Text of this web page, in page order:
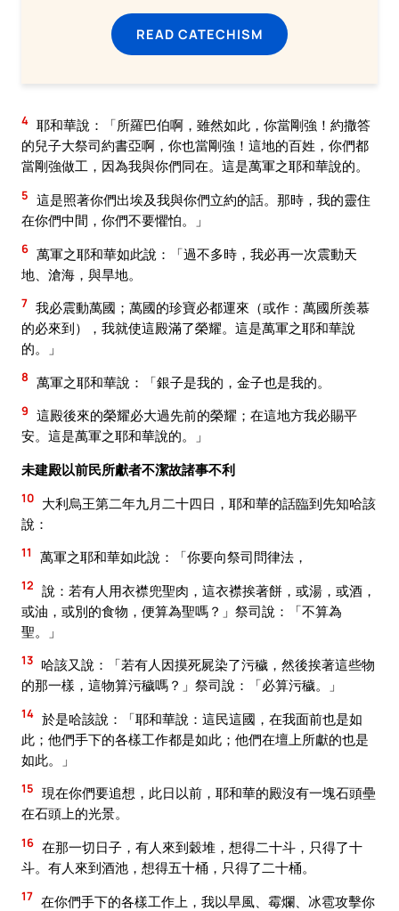
READ CATECHISM
4 耶和華說：「所羅巴伯啊，雖然如此，你當剛強！約撒答
的兒子大祭司約書亞啊，你也當剛強！這地的百姓，你們都
當剛強做工，因為我與你們同在。這是萬軍之耶和華說的。
5 這是照著你們出埃及我與你們立約的話。那時，我的靈住
在你們中間，你們不要懼怕。」
6 萬軍之耶和華如此說：「過不多時，我必再一次震動天
地、滄海，與旱地。
7 我必震動萬國；萬國的珍寶必都運來（或作：萬國所羨慕
的必來到），我就使這殿滿了榮耀。這是萬軍之耶和華說
的。」
8 萬軍之耶和華說：「銀子是我的，金子也是我的。
9 這殿後來的榮耀必大過先前的榮耀；在這地方我必賜平
安。這是萬軍之耶和華說的。」
未建殿以前民所獻者不潔故諸事不利
10 大利烏王第二年九月二十四日，耶和華的話臨到先知哈該
說：
11 萬軍之耶和華如此說：「你要向祭司問律法，
12 說：若有人用衣襟兜聖肉，這衣襟挨著餅，或湯，或酒，
或油，或別的食物，便算為聖嗎？」祭司說：「不算為
聖。」
13 哈該又說：「若有人因摸死屍染了污穢，然後挨著這些物
的那一樣，這物算污穢嗎？」祭司說：「必算污穢。」
14 於是哈該說：「耶和華說：這民這國，在我面前也是如
此；他們手下的各樣工作都是如此；他們在壇上所獻的也是
如此。」
15 現在你們要追想，此日以前，耶和華的殿沒有一塊石頭壘
在石頭上的光景。
16 在那一切日子，有人來到穀堆，想得二十斗，只得了十
斗。有人來到酒池，想得五十桶，只得了二十桶。
17 在你們手下的各樣工作上，我以旱風、霉爛、冰雹攻擊你